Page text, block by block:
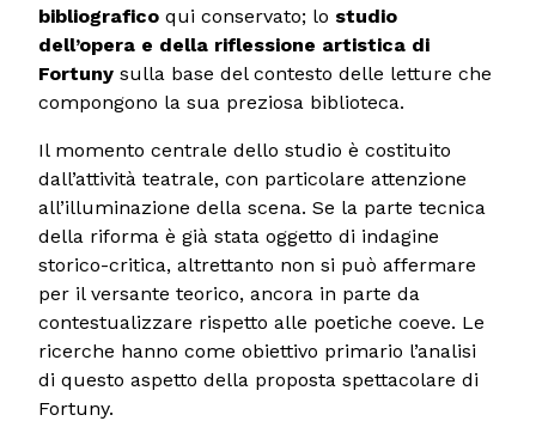
bibliografico qui conservato; lo studio
dell’opera e della riflessione artistica di
Fortuny sulla base del contesto delle letture che
compongono la sua preziosa biblioteca.
Il momento centrale dello studio è costituito
dall’attività teatrale, con particolare attenzione
all’illuminazione della scena. Se la parte tecnica
della riforma è già stata oggetto di indagine
storico-critica, altrettanto non si può affermare
per il versante teorico, ancora in parte da
contestualizzare rispetto alle poetiche coeve. Le
ricerche hanno come obiettivo primario l’analisi
di questo aspetto della proposta spettacolare di
Fortuny.